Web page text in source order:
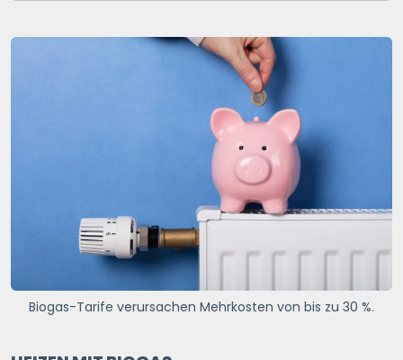
Biogas-Tarife verursachen Mehrkosten von bis zu 30 %.